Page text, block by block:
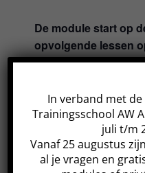
De module start op
opvolgende lessen
Share
In verband met
Trainingsschool AW
juli t/m
Vanaf 25 augustus
al je vragen en